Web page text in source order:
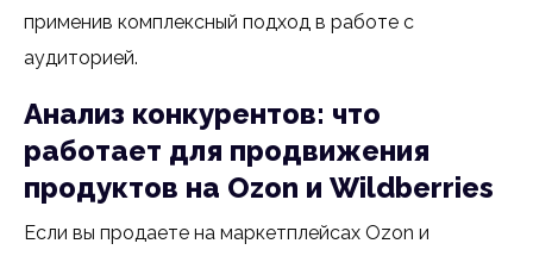
применив комплексный подход в работе с
аудиторией.
Анализ конкурентов: что
работает для продвижения
продуктов на Ozon и Wildberries
Если вы продаете на маркетплейсах Ozon и